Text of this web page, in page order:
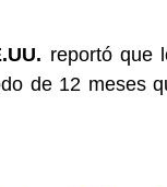
reportó que
de 12 meses